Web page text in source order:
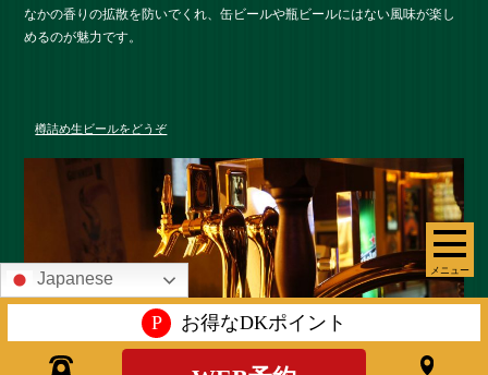
メニュー
なかの香りの拡散を防いでくれ、缶ビールや瓶ビールにはない風味が楽し
めるのが魅力です。
樽詰め生ビールをどうぞ
Japanese
P お得なDKポイント